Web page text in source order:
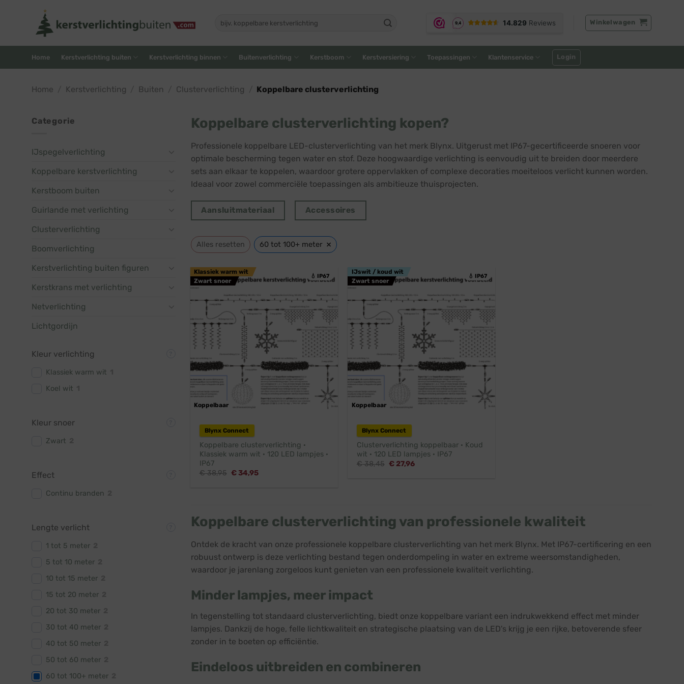
naar:
Winkelwagen
Home Kerstverlichting buiten Kerstverlichting binnen Buitenverlichting Kerstboom Kerstversiering Toepassingen Klantenservice Login
Home Kerstverlichting Buiten Clusterverlichting Koppelbare clusterverlichting
Categorie
IJspegelverlichting
Koppelbare kerstverlichting
Kerstboom buiten
Guirlande met verlichting
Clusterverlichting
Boomverlichting
Kerstverlichting buiten figuren
Kerstkrans met verlichting
Netverlichting
Lichtgordijn
Kleur verlichting
Klassiek warm wit
Koel wit
Kleur snoer
Zwart
Effect
Continu branden
Lengte verlicht
1 tot 5 meter
5 tot 10 meter
10 tot 15 meter
15 tot 20 meter
20 tot 30 meter
30 tot 40 meter
40 tot 50 meter
50 tot 60 meter
60 tot 100+ meter
Koppelbare clusterverlichting kopen?
Professionele koppelbare LED-clusterverlichting van het merk Blynx. Uitgerust met IP67-gecertificeerde snoeren voor
optimale bescherming tegen water en stof. Deze hoogwaardige verlichting is eenvoudig uit te breiden door meerdere
sets aan elkaar te koppelen, waardoor grotere oppervlakken of complexe decoraties moeiteloos verlicht kunnen worden.
Ideaal voor zowel commerciële toepassingen als ambitieuze thuisprojecten.
Aansluitmateriaal Accessoires
Alles resetten 60 tot 100+ meter ×
💧 IP67
Professioneel
Klassiek warm wit
Zwart snoer
Koppelbaar
Blynx Connect
Koppelbare clusterverlichting ·
Klassiek warm wit · 120 LED lampjes ·
IP67
€38,95 Oorspronkelijke
€34,95Huidige
💧 IP67
Professioneel
IJswit / koud wit
Zwart snoer
Koppelbaar
Blynx Connect
Clusterverlichting koppelbaar · Koud
wit · 120 LED lampjes · IP67
€38,45 Oorspronkelijke
€ 27,96Huidige
Koppelbare clusterverlichting van professionele kwaliteit
Ontdek de kracht van onze professionele koppelbare clusterverlichting van het merk Blynx. Met IP67-certificering en een
robuust ontwerp is deze verlichting bestand tegen onderdompeling in water en extreme weersomstandigheden,
waardoor je jarenlang zorgeloos kunt genieten van een professionele kwaliteit verlichting.
Minder lampjes, meer impact
In tegenstelling tot standaard clusterverlichting, biedt onze koppelbare variant een indrukwekkend effect met minder
lampjes. Dankzij de hoge, felle lichtkwaliteit en strategische plaatsing van de LED's krijg je een rijke, betoverende sfeer
zonder in te boeten op efficiëntie.
Eindeloos uitbreiden en combineren